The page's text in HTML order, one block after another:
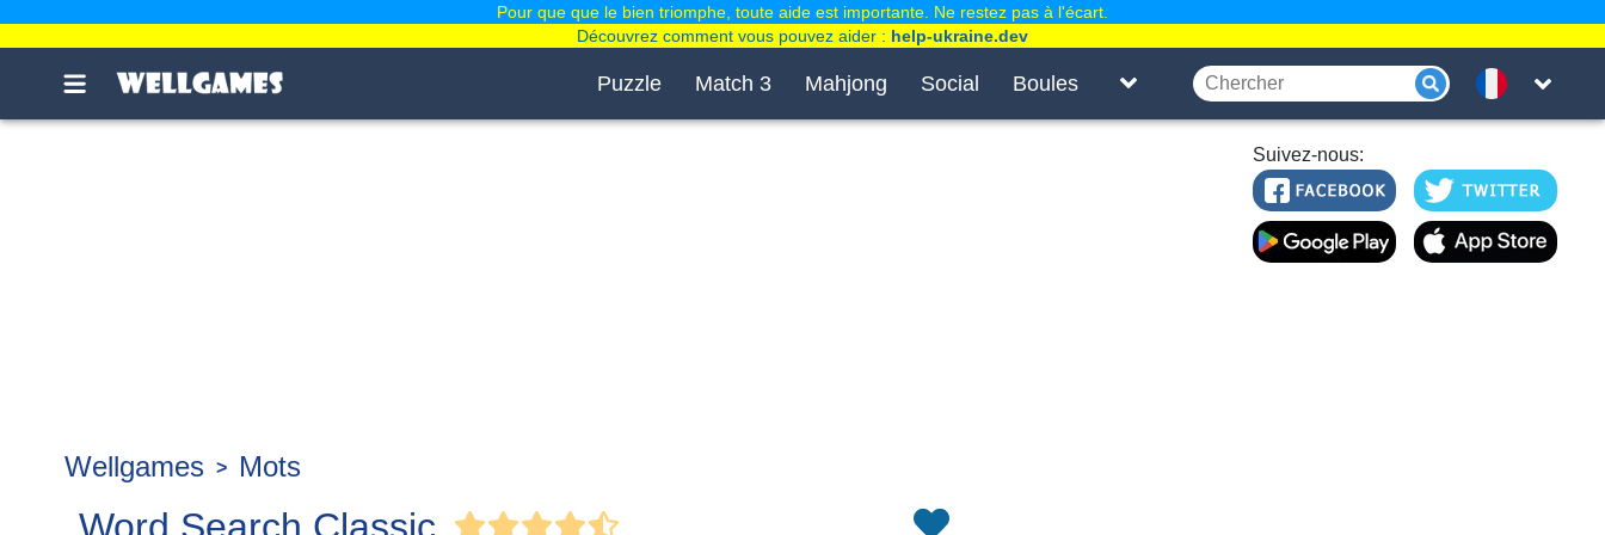
Puzzle Match 3 Mahjong Social Boules
Suivez-nous:
Wellgames Mots
Pour que que le bien triomphe, toute aide est importante. Ne restez pas à l'écart.
Découvrez comment vous pouvez aider : help-ukraine.dev